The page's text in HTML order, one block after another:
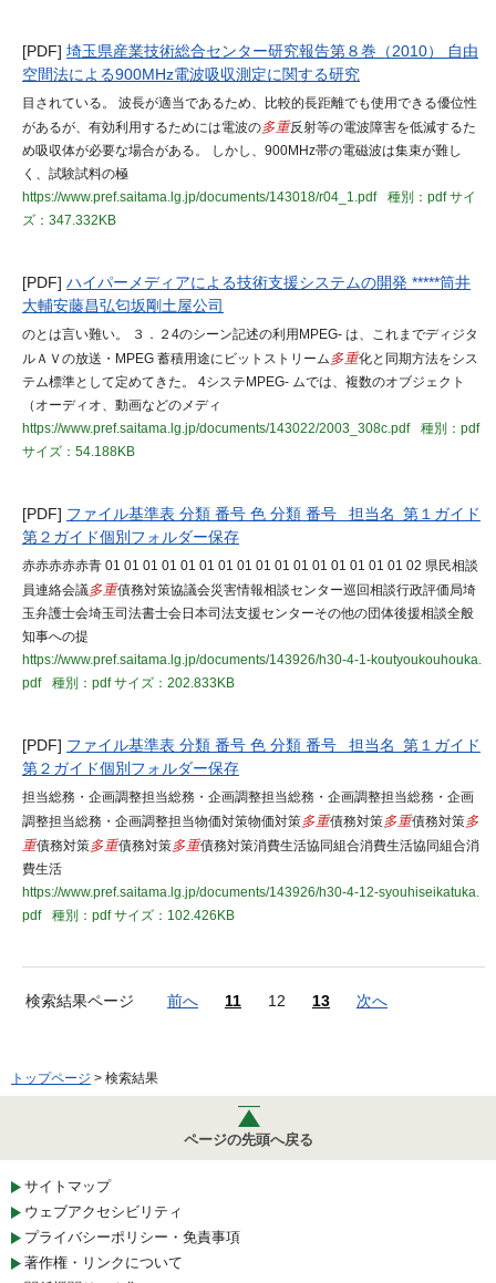
[PDF] 埼玉県産業技術総合センター研究報告第８巻（2010） 自由
空間法による900MHz電波吸収測定に関する研究
目されている。 波長が適当であるため、比較的長距離でも使用できる優位性
があるが、有効利用するためには電波の多重反射等の電波障害を低減するた
め吸収体が必要な場合がある。 しかし、900MHz帯の電磁波は集束が難し
く、試験試料の極
https://www.pref.saitama.lg.jp/documents/143018/r04_1.pdf
種別：pdfサイ
ズ：347.332KB
[PDF] ハイパーメディアによる技術支援システムの開発 *****筒井
大輔安藤昌弘匂坂剛土屋公司
のとは言い難い。 ３．２4のシーン記述の利用MPEG- は、これまでディジタ
ルＡＶの放送・MPEG 蓄積用途にビットストリーム 多重化と同期方法をシス
テム標準として定めてきた。 4システMPEG- ムでは、複数のオブジェクト
（オーディオ、動画などのメディ
https://www.pref.saitama.lg.jp/documents/143022/2003_308c.pdf
種別：pdf
サイズ：54.188KB
[PDF] ファイル基準表 分類 番号 色 分類 番号 担当名 第１ガイド
第２ガイド個別フォルダー保存
赤赤赤赤赤青 01 01 01 01 01 01 01 01 01 01 01 01 01 01 01 01 02 県民相談
員連絡会議多重債務対策協議会災害情報相談センター巡回相談行政評価局埼
玉弁護士会埼玉司法書士会日本司法支援センターその他の団体後援相談全般
知事への提
https://www.pref.saitama.lg.jp/documents/143926/h30-4-1-koutyoukouhouka.
pdf
種別：pdfサイズ：202.833KB
[PDF] ファイル基準表 分類 番号 色 分類 番号 担当名 第１ガイド
第２ガイド個別フォルダー保存
担当総務・企画調整担当総務・企画調整担当総務・企画調整担当総務・企画
調整担当総務・企画調整担当物価対策物価対策多重債務対策多重債務対策多
重債務対策多重債務対策多重債務対策消費生活協同組合消費生活協同組合消
費生活
https://www.pref.saitama.lg.jp/documents/143926/h30-4-12-syouhiseikatuka.
pdf
種別：pdfサイズ：102.426KB
検索結果ページ 前へ 11 12 13 次へ
トップページ > 検索結果
ページの先頭へ戻る
サイトマップ
ウェブアクセシビリティ
プライバシーポリシー・免責事項
著作権・リンクについて